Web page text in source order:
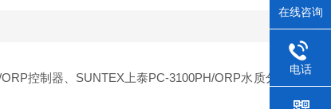
控制器、SUNTEX上泰PC-3100PH/ORP水质分析仪，
在线咨询
电话